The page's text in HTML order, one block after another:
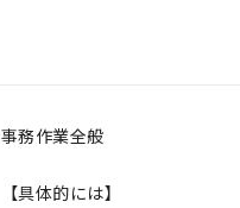
事務作業全般
【具体的には】